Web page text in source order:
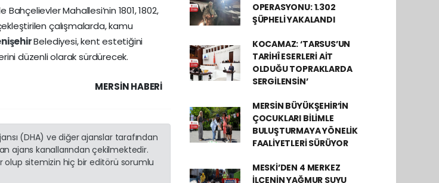
Mahallesi’nin 1801, 1802,
çalışmalarda, kamu
Belediyesi, kent estetiğini
düzenli olarak sürdürecek.
MERSIN HABERİ
(DHA) ve diğer ajanslar tarafından
ajans kanallarından çekilmektedir.
olup sitemizin hiç bir editörü sorumlu
OPERASYONU: 1.302
ŞÜPHELİ YAKALANDI
KOCAMAZ: ‘TARSUS’UN
TARİHÎ ESERLERİ AİT
OLDUĞU TOPRAKLARDA
SERGİLENSİN’
MERSİN BÜYÜKŞEHİR’İN
ÇOCUKLARI BİLİMLE
BULUŞTURMAYA YÖNELİK
FAALİYETLERİ SÜRÜYOR
MESKİ’DEN 4 MERKEZ
İLÇENİN YAĞMUR SUYU